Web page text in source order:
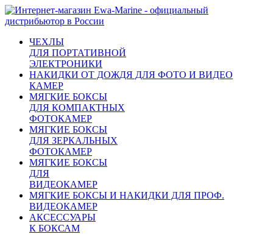
ЧЕХЛЫ
ДЛЯ ПОРТАТИВНОЙ
ЭЛЕКТРОНИКИ
НАКИДКИ ОТ ДОЖДЯ ДЛЯ ФОТО И ВИДЕО
КАМЕР
МЯГКИЕ БОКСЫ
ДЛЯ КОМПАКТНЫХ
ФОТОКАМЕР
МЯГКИЕ БОКСЫ
ДЛЯ ЗЕРКАЛЬНЫХ
ФОТОКАМЕР
МЯГКИЕ БОКСЫ
ДЛЯ
ВИДЕОКАМЕР
МЯГКИЕ БОКСЫ И НАКИДКИ ДЛЯ ПРОФ.
ВИДЕОКАМЕР
АКСЕССУАРЫ
К БОКСАМ